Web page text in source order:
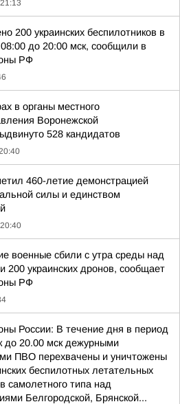
200 украинских беспилотников в
до 20:00 мск, сообщили в
РФ
в органы местного
Воронежской
528 кандидатов
460-летие демонстрацией
силы и единством
военные сбили с утра среды над
200 украинских дронов, сообщает
РФ
России: В течение дня в период
до 20.00 мск дежурными
ПВО перехвачены и уничтожены
беспилотных летательных
самолетного типа над
Белгородской, Брянской...